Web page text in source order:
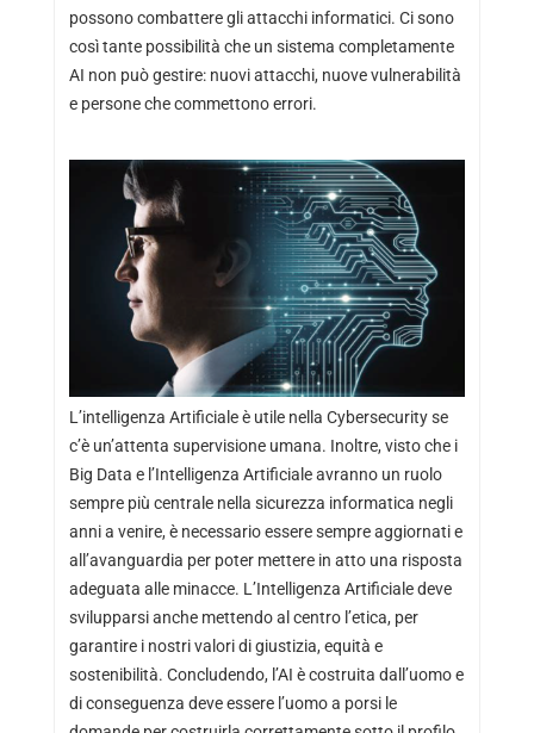
possono combattere gli attacchi informatici. Ci sono
così tante possibilità che un sistema completamente
AI non può gestire: nuovi attacchi, nuove vulnerabilità
e persone che commettono errori.
L’intelligenza Artificiale è utile nella Cybersecurity se
c’è un’attenta supervisione umana. Inoltre, visto che i
Big Data e l’Intelligenza Artificiale avranno un ruolo
sempre più centrale nella sicurezza informatica negli
anni a venire, è necessario essere sempre aggiornati e
all’avanguardia per poter mettere in atto una risposta
adeguata alle minacce. L’Intelligenza Artificiale deve
svilupparsi anche mettendo al centro l’etica, per
garantire i nostri valori di giustizia, equità e
sostenibilità. Concludendo, l’AI è costruita dall’uomo e
di conseguenza deve essere l’uomo a porsi le